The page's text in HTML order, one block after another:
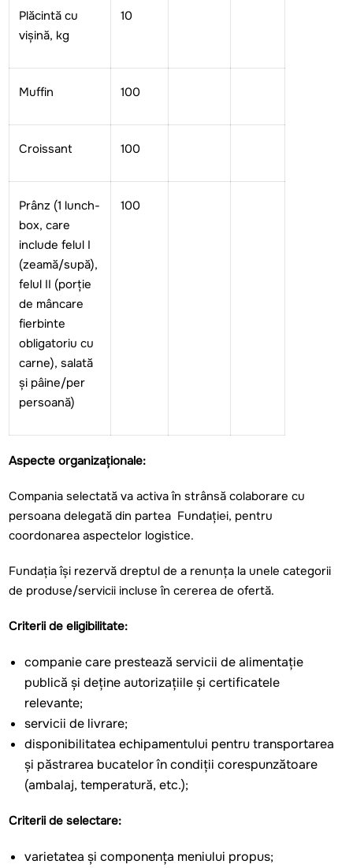
Plăcintă cu
vișină, kg
10
Muffin 100
Croissant 100
Prânz (1 lunch-
box, care
include felul I
(zeamă/supă),
felul II (porție
de mâncare
fierbinte
obligatoriu cu
carne), salată
și pâine/per
persoană)
100
Aspecte organizaționale:
Compania selectată va activa în strânsă colaborare cu
persoana delegată din partea Fundației, pentru
coordonarea aspectelor logistice.
Fundația își rezervă dreptul de a renunța la unele categorii
de produse/servicii incluse în cererea de ofertă.
Criterii de eligibilitate:
companie care prestează servicii de alimentație
publică și deține autorizațiile și certificatele
relevante;
servicii de livrare;
disponibilitatea echipamentului pentru transportarea
și păstrarea bucatelor în condiții corespunzătoare
(ambalaj, temperatură, etc.);
Criterii de selectare:
varietatea și componența meniului propus;